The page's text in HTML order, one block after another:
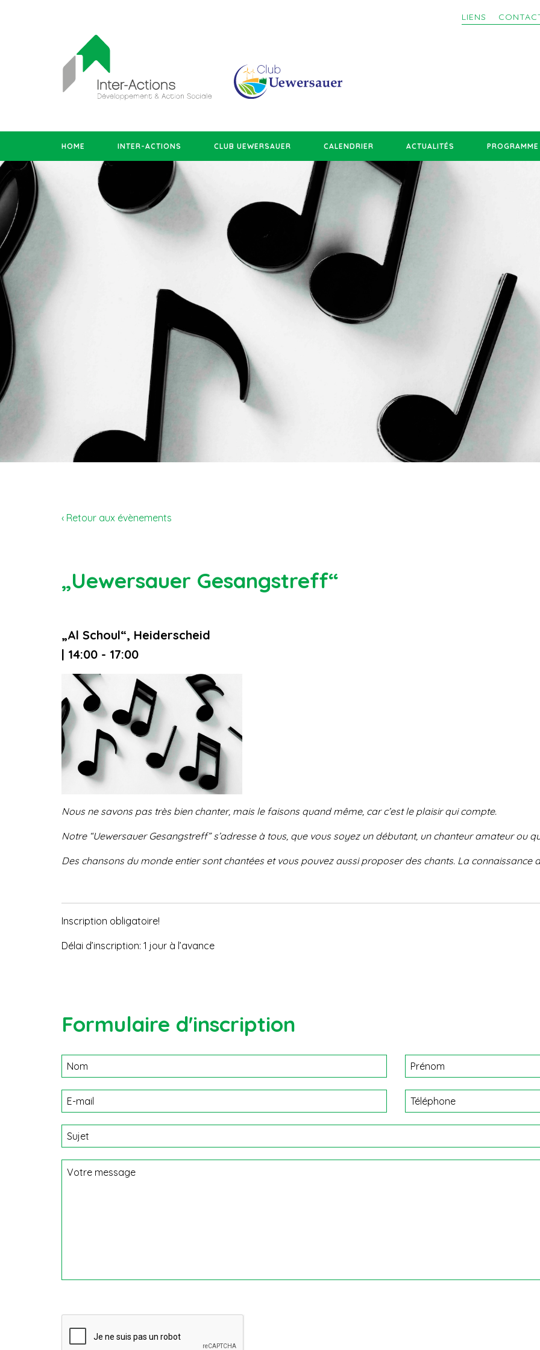
LIENS
HOME INTER-ACTIONS CLUB UEWERSAUER CALENDRIER ACTUALITÉS
‹ Retour aux évènements
„Uewersauer Gesangstreff“
„Al Schoul“, Heiderscheid
| 14:00 - 17:00
Nous ne savons pas très bien chanter, mais le faisons quandmême, car c’est le plaisir qui compte.
Notre “Uewersauer Gesangstreff”s’adresse à tous, que vous soyez un débutant, un chanteur amateur ou
Des chansons du monde entier sontchantées et vous pouvez aussi proposerdes chants. La connaissance
Inscription obligatoire!
Délai d’inscription: 1 jour à l’avance
Formulaire d'inscription